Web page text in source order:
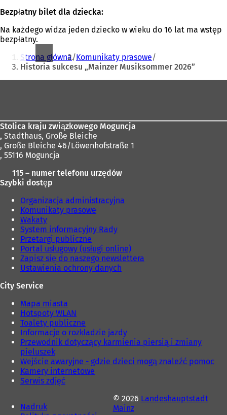
Bezpłatny bilet dla dziecka:
Na każdego widza jeden dziecko w wieku do 16 lat ma wstęp
bezpłatny.
Jesteś
tutaj:
Strona główna Komunikaty prasowe
Historia sukcesu „Mainzer Musiksommer 2026”
Stolica kraju związkowego Moguncja
, Stadthaus, Große Bleiche
, Große Bleiche 46/Löwenhofstraße 1
, 55116 Moguncja
115 – numer telefonu urzędów
Szybki dostęp
Organizacja administracyjna
Komunikaty prasowe
Wakaty
System informacyjny Rady
Przetargi publiczne
Portal usługowy (usługi online)
Zapisz się do naszego newslettera
Ustawienia ochrony danych
City Service
Mapa miasta
Hotspoty WLAN
Toalety publiczne
Informacje o rozkładzie jazdy
Przewodnik dotyczący karmienia piersią i zmiany
pieluszek
Wejście awaryjne - gdzie dzieci mogą znaleźć pomoc
Kamery internetowe
Serwis zdjęć
Nadruk
© 2026 Landeshauptstadt
Mainz